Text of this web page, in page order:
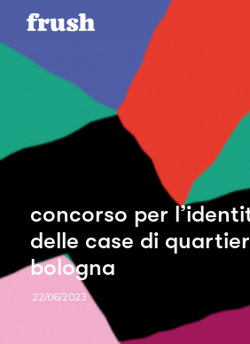
concorso per
delle case di
bologna
22/06/2023